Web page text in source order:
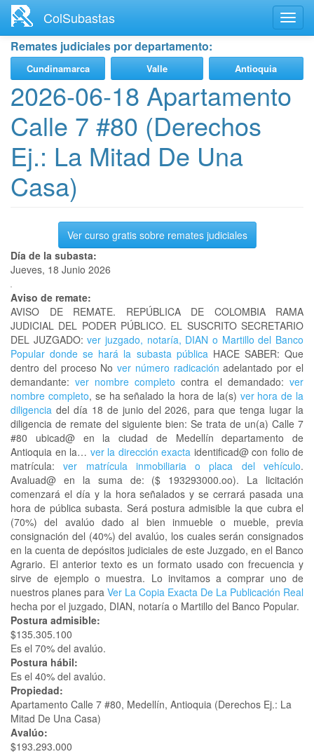
contenido
principal
ColSubastas
Remates judiciales por departamento:
Cundinamarca Valle Antioquia
2026-06-18 Apartamento
Calle 7 #80 (Derechos
Ej.: La Mitad De Una
Casa)
Ver curso gratis sobre remates judiciales
Día de la subasta:
Jueves, 18 Junio 2026
Aviso de remate:
AVISO DE REMATE. REPÚBLICA DE COLOMBIA RAMA
JUDICIAL DEL PODER PÚBLICO. EL SUSCRITO SECRETARIO
DEL JUZGADO: ver juzgado, notaría, DIAN o Martillo del Banco
Popular donde se hará la subasta públicaHACE SABER: Que
dentro del proceso Nover número radicación adelantado por el
demandante: ver nombre completo contra el demandado: ver
nombre completo, se ha señalado la hora de la(s) ver hora de la
diligencia del día 18 de junio del 2026, para que tenga lugar la
diligencia de remate del siguiente bien: Se trata de un(a) Calle 7
#80 ubicad@ en la ciudad de Medellín departamento de
Antioquia en la… ver la dirección exacta identificad@ con folio de
matrícula:ver matrícula inmobiliaria o placa del vehículo.
Avaluad@ en la suma de: ($ 193293000.oo). La licitación
comenzará el día y la hora señalados y se cerrará pasada una
hora de pública subasta. Será postura admisible la que cubra el
(70%) del avalúo dado al bien inmueble o mueble, previa
consignación del (40%) del avalúo, los cuales serán consignados
en la cuenta de depósitos judiciales de este Juzgado, en el Banco
Agrario. El anterior texto es un formato usado con frecuencia y
sirve de ejemplo o muestra. Lo invitamos a comprar uno de
nuestros planes para Ver La Copia Exacta De La Publicación Real
hecha por el juzgado, DIAN, notaría o Martillo del Banco Popular.
Postura admisible:
$135.305.100
Es el 70% del avalúo.
Postura hábil:
Es el 40% del avalúo.
Propiedad:
Apartamento Calle 7 #80, Medellín, Antioquia (Derechos Ej.: La
Mitad De Una Casa)
Avalúo:
$193.293.000